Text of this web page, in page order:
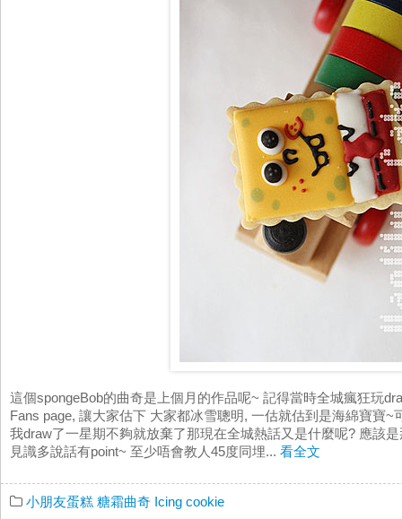
這個spongeBob的曲奇是上個月的作品呢~ 記得當時全城瘋狂玩
Fans page, 讓大家估下 大家都冰雪聰明, 一估就估到是海綿寶寶
我draw了一星期不夠就放棄了那現在全城熱話又是什麼呢? 應該
見識多說話有point~ 至少唔會教人45度同埋... 看全文
小朋友蛋糕 糖霜曲奇 Icing cookie